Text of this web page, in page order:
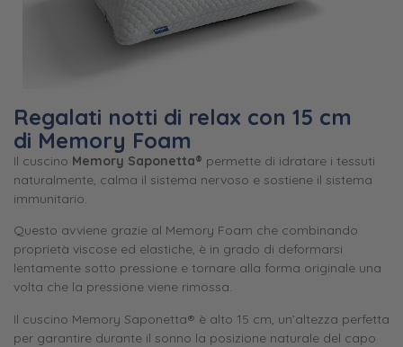
Regalati notti di relax con 15 cm
di Memory Foam
Il cuscino Memory Saponetta® permette di idratare i tessuti
naturalmente, calma il sistema nervoso e sostiene il sistema
immunitario.
Questo avviene grazie al Memory Foam che combinando
proprietà viscose ed elastiche, è in grado di deformarsi
lentamente sotto pressione e tornare alla forma originale una
volta che la pressione viene rimossa.
Il cuscino Memory Saponetta® è alto 15 cm, un’altezza perfetta
per garantire durante il sonno la posizione naturale del capo